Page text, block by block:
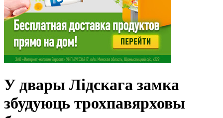
У двары Лідскага замка
збудуюць трохпавярховы